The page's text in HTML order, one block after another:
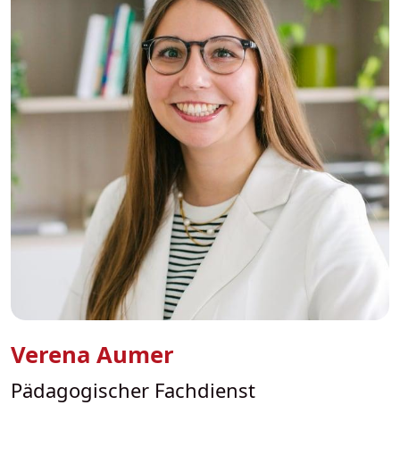
Verena Aumer
Pädagogischer Fachdienst